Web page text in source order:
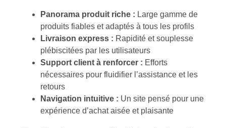
Panorama produit riche : Large gamme de
produits fiables et adaptés à tous les profils
Livraison express : Rapidité et souplesse
plébiscitées par les utilisateurs
Support client à renforcer : Efforts
nécessaires pour fluidifier l’assistance et les
retours
Navigation intuitive : Un site pensé pour une
expérience d’achat aisée et plaisante